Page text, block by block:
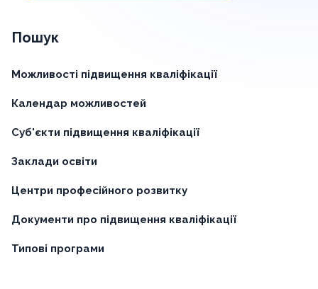
Пошук
Можливості підвищення кваліфікації
Календар можливостей
Суб'єкти підвищення кваліфікації
Заклади освіти
Центри професійного розвитку
Документи про підвищення кваліфікації
Типові програми